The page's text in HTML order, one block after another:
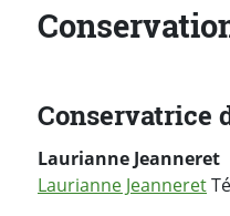
Conservatrice
Laurianne Jeanneret
Laurianne Jeanneret